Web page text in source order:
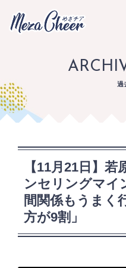
過
【11月21日】
ンセリングマイ
間関係もうまく
方が9割」